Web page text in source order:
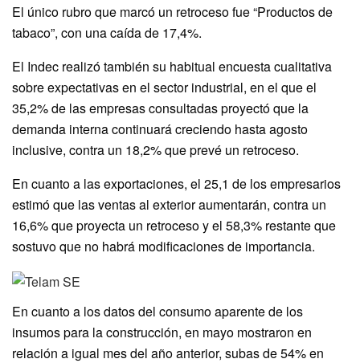
El único rubro que marcó un retroceso fue “Productos de
tabaco”, con una caída de 17,4%.
El Indec realizó también su habitual encuesta cualitativa
sobre expectativas en el sector industrial, en el que el
35,2% de las empresas consultadas proyectó que la
demanda interna continuará creciendo hasta agosto
inclusive, contra un 18,2% que prevé un retroceso.
En cuanto a las exportaciones, el 25,1 de los empresarios
estimó que las ventas al exterior aumentarán, contra un
16,6% que proyecta un retroceso y el 58,3% restante que
sostuvo que no habrá modificaciones de importancia.
En cuanto a los datos del consumo aparente de los
insumos para la construcción, en mayo mostraron en
relación a igual mes del año anterior, subas de 54% en